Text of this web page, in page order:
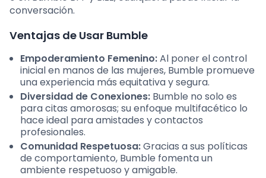
conversación.
Ventajas de Usar Bumble
Empoderamiento Femenino:Al poner el control
inicial en manos de las mujeres, Bumble promueve
una experiencia más equitativa y segura.
Diversidad de Conexiones: Bumble no solo es
para citas amorosas; su enfoque multifacético lo
hace ideal para amistades y contactos
profesionales.
Comunidad Respetuosa:Gracias a sus políticas
de comportamiento, Bumble fomenta un
ambiente respetuoso y amigable.